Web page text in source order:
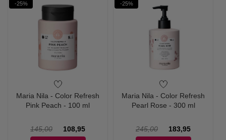
-25%
Maria Nila - Color Refresh
Pink Peach - 100 ml
145,00
108,95
-25%
Maria Nila - Color Refresh
Pearl Rose - 300 ml
245,00
183,95